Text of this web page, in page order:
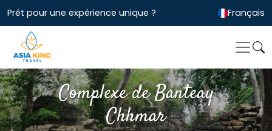
Prêt pour une expérience unique ? Français
Complexe de Banteay
Chhmar